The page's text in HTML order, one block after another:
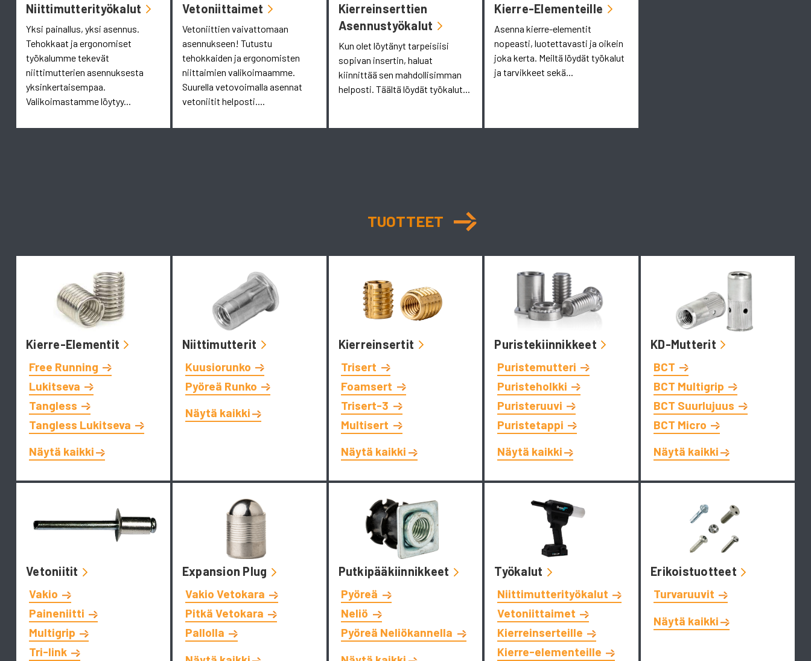
Niittimutterityökalut
Yksi painallus, yksi asennus.
Tehokkaat ja ergonomiset
työkalumme tekevät
niittimutterien asennuksesta
yksinkertaisempaa.
Valikoimastamme löytyy...
Vetoniittaimet
Vetoniittien vaivattomaan
asennukseen! Tutustu
tehokkaiden ja ergonomisten
niittaimien valikoimaamme.
Suurella vetovoimalla asennat
vetoniitit helposti....
Kierreinserttien
Asennustyökalut
Kun olet löytänyt tarpeisiisi
sopivan insertin, haluat
kiinnittää sen mahdollisimman
helposti. Täältä löydät työkalut...
Kierre-Elementeille
Asenna kierre-elementit
nopeasti, luotettavasti ja oikein
joka kerta. Meiltä löydät työkalut
ja tarvikkeet sekä...
TUOTTEET
Kierre-Elementit
Free Running
Lukitseva
Tangless
Tangless Lukitseva
Näytä kaikki
Niittimutterit
Kuusiorunko
Pyöreä Runko
Näytä kaikki
Kierreinsertit
Trisert
Foamsert
Trisert-3
Multisert
Näytä kaikki
Puristekiinnikkeet
Puristemutteri
Puristeholkki
Puristeruuvi
Puristetappi
Näytä kaikki
KD-Mutterit
BCT
BCT Multigrip
BCT Suurlujuus
BCT Micro
Näytä kaikki
Vetoniitit
Vakio
Paineniitti
Multigrip
Tri-link
Expansion Plug
Vakio Vetokara
Pitkä Vetokara
Pallolla
Putkipääkiinnikkeet
Pyöreä
Neliö
Pyöreä Neliökannella
Työkalut
Niittimutterityökalut
Vetoniittaimet
Kierreinserteille
Kierre-elementeille
Erikoistuotteet
Turvaruuvit
Näytä kaikki